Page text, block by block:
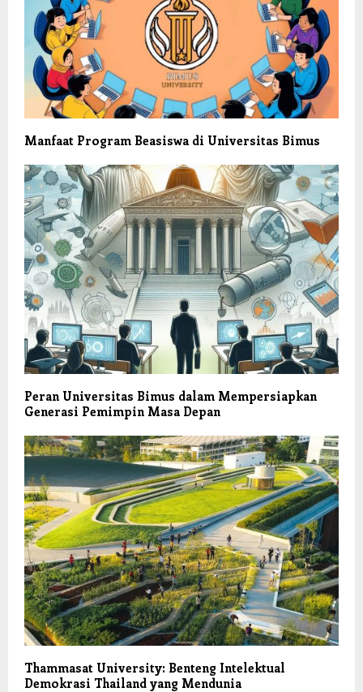
Manfaat Program Beasiswa di Universitas Bimus
Peran Universitas Bimus dalam Mempersiapkan
Generasi Pemimpin Masa Depan
Thammasat University: Benteng Intelektual
Demokrasi Thailand yang Mendunia